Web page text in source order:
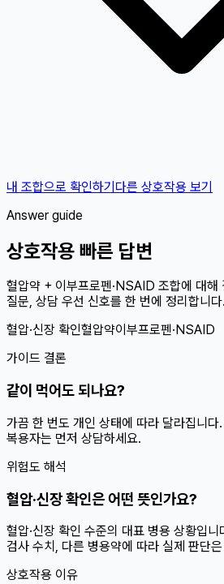
내 조합으로 확인하기다른 상호작용 보기
Answer guide
상호작용 빠른 답변
혈압약 + 이부프로펜·NSAID 조합에 대해
질문, 상담 우선 신호를 한 번에 정리합니다.
혈압·신장 확인혈압약이부프로펜·NSAID
가이드 결론
같이 먹어도 되나요?
가끔 한 번도 개인 상태에 따라 달라집니
복용자는 먼저 상담하세요.
위험도 해석
혈압·신장 확인은 어떤 뜻인가요?
혈압·신장 확인 수준의 대표 병용 상황입
검사 수치, 다른 병용약에 따라 실제 판단
상호작용 이유